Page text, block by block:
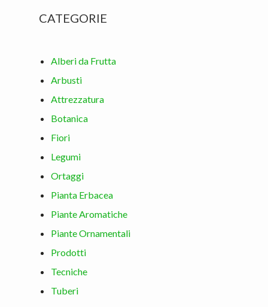
CATEGORIE
Alberi da Frutta
Arbusti
Attrezzatura
Botanica
Fiori
Legumi
Ortaggi
Pianta Erbacea
Piante Aromatiche
Piante Ornamentali
Prodotti
Tecniche
Tuberi